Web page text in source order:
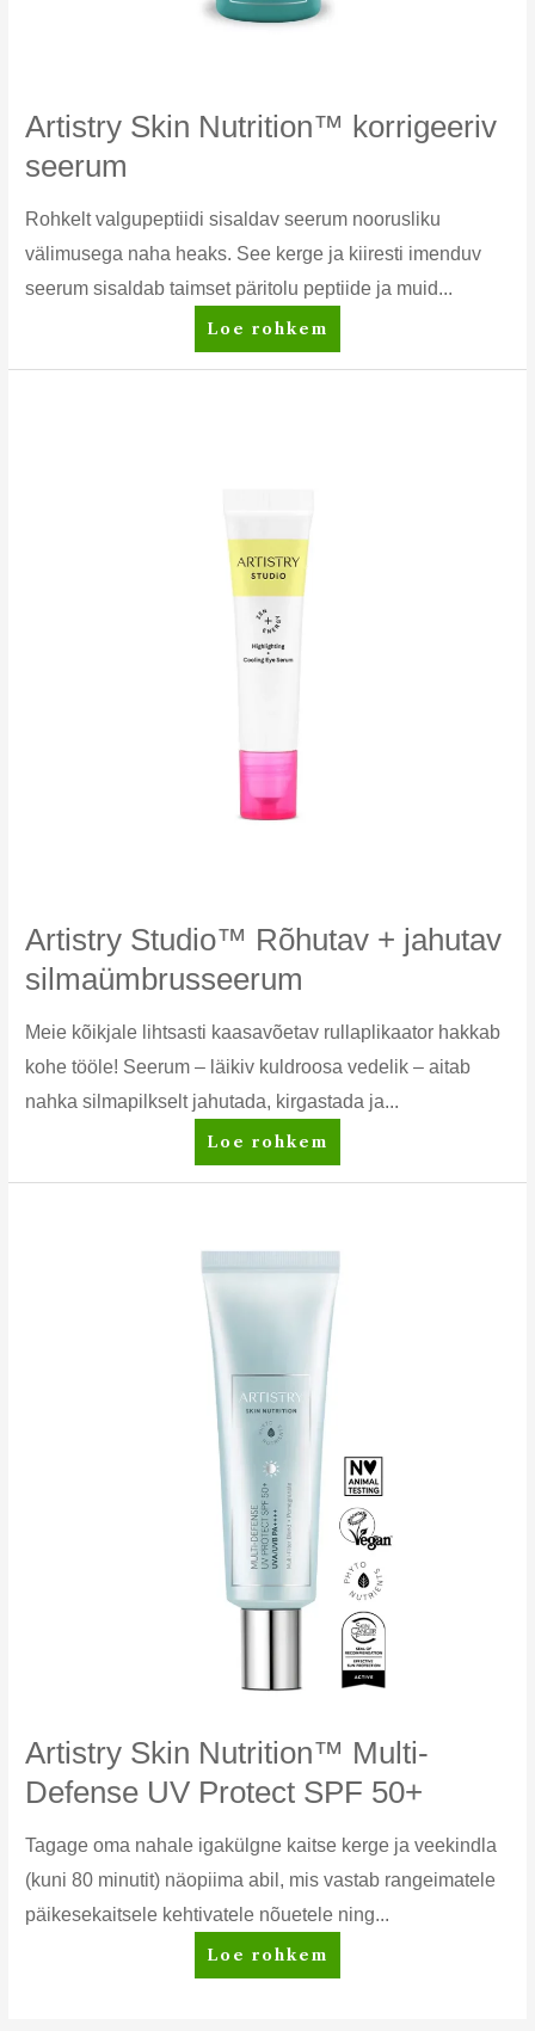
Artistry Skin Nutrition™ korrigeeriv
seerum
Rohkelt valgupeptiidi sisaldav seerum noorusliku
välimusega naha heaks. See kerge ja kiiresti imenduv
seerum sisaldab taimset päritolu peptiide ja muid...
Artistry
Skin
Loe rohkem
Artistry Studio™ Rõhutav + jahutav
silmaümbrusseerum
Meie kõikjale lihtsasti kaasavõetav rullaplikaator hakkab
kohe tööle! Seerum – läikiv kuldroosa vedelik – aitab
nahka silmapilkselt jahutada, kirgastada ja...
Artistry
Studio™
jahutav
silmaümbrusseerum
Loe rohkem
Artistry Skin Nutrition™ Multi-
Defense UV Protect SPF 50+
Tagage oma nahale igakülgne kaitse kerge ja veekindla
(kuni 80 minutit) näopiima abil, mis vastab rangeimatele
päikesekaitsele kehtivatele nõuetele ning...
Artistry
Skin
Loe rohkem